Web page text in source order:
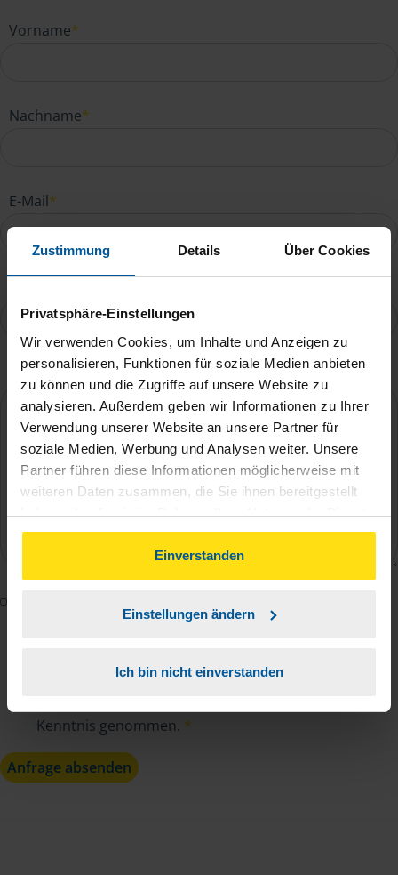
Zustimmung Details Über Cookies
Privatsphäre-Einstellungen
Wir verwenden Cookies, um Inhalte und Anzeigen zu
personalisieren, Funktionen für soziale Medien anbieten
zu können und die Zugriffe auf unsere Website zu
analysieren. Außerdem geben wir Informationen zu Ihrer
Verwendung unserer Website an unsere Partner für
soziale Medien, Werbung und Analysen weiter. Unsere
Partner führen diese Informationen möglicherweise mit
weiteren Daten zusammen, die Sie ihnen bereitgestellt
haben oder die sie im Rahmen Ihrer Nutzung der Dienste
gesammelt haben. Indem Sie auf Einverstanden klicken,
können Sie der Verwendung von Cookies, gemäß
unserer➔ Datenschutzrichtliniezustimmen.
Einverstanden
Einstellungen ändern
Ich bin nicht einverstanden
Vorname*
Nachname*
E-Mail*
Ihre Nachricht an Natalie Gross*
mich damit einverstanden, dass meine Daten zur
Analyse der Zugriffsquelle verwendet werden.
Kenntnis genommen. *
Anfrage absenden